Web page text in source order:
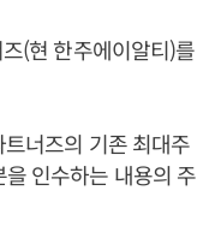
(현 한주에이알티)를
너즈의 기존 최대주
인수하는 내용의 주